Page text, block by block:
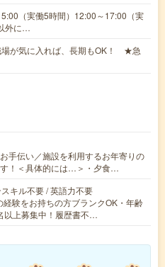
（実働5時間）12:00～17:00（実
外に…
が気に入れば、長期もOK！ ★急
手伝い／施設を利用するお年寄りの
！＜具体的には…＞・夕食…
キル不要 / 英語力不要
経験をお持ちの方ブランクOK・年齢
以上募集中！履歴書不…